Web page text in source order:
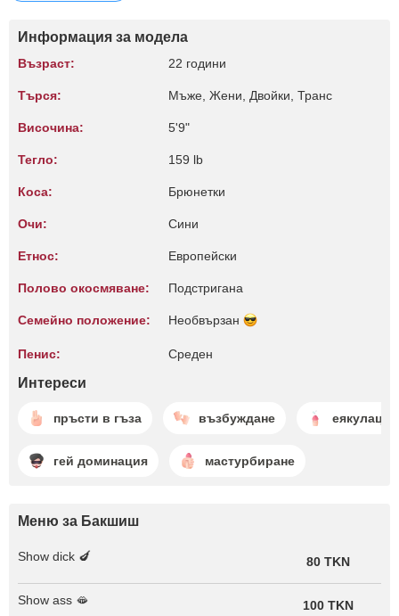
Информация за модела
Възраст: 22 години
Търся: Мъже, Жени, Двойки, Транс
Височина: 5'9"
Тегло: 159 lb
Коса: Брюнетки
Очи: Сини
Етнос: Европейски
Полово окосмяване: Подстригана
Семейно положение: Необвързан
Пенис: Среден
Интереси
пръсти в гъза възбуждане еякулация
гей доминация мастурбиране
Меню за Бакшиш
Show dick 🍆 80 TKN
Show ass 🫦 100 TKN